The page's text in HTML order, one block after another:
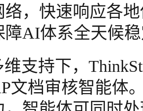
络，快速响应各
障AI体系全天候
支持下，
文档审核智能体